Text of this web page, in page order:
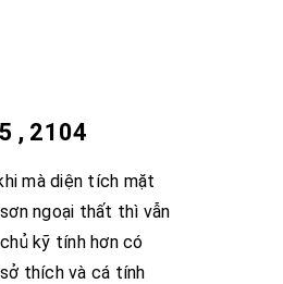
, 2104
mà diện tích mặt
ngoại thất thì vẫn
kỹ tính hơn có
thích và cá tính